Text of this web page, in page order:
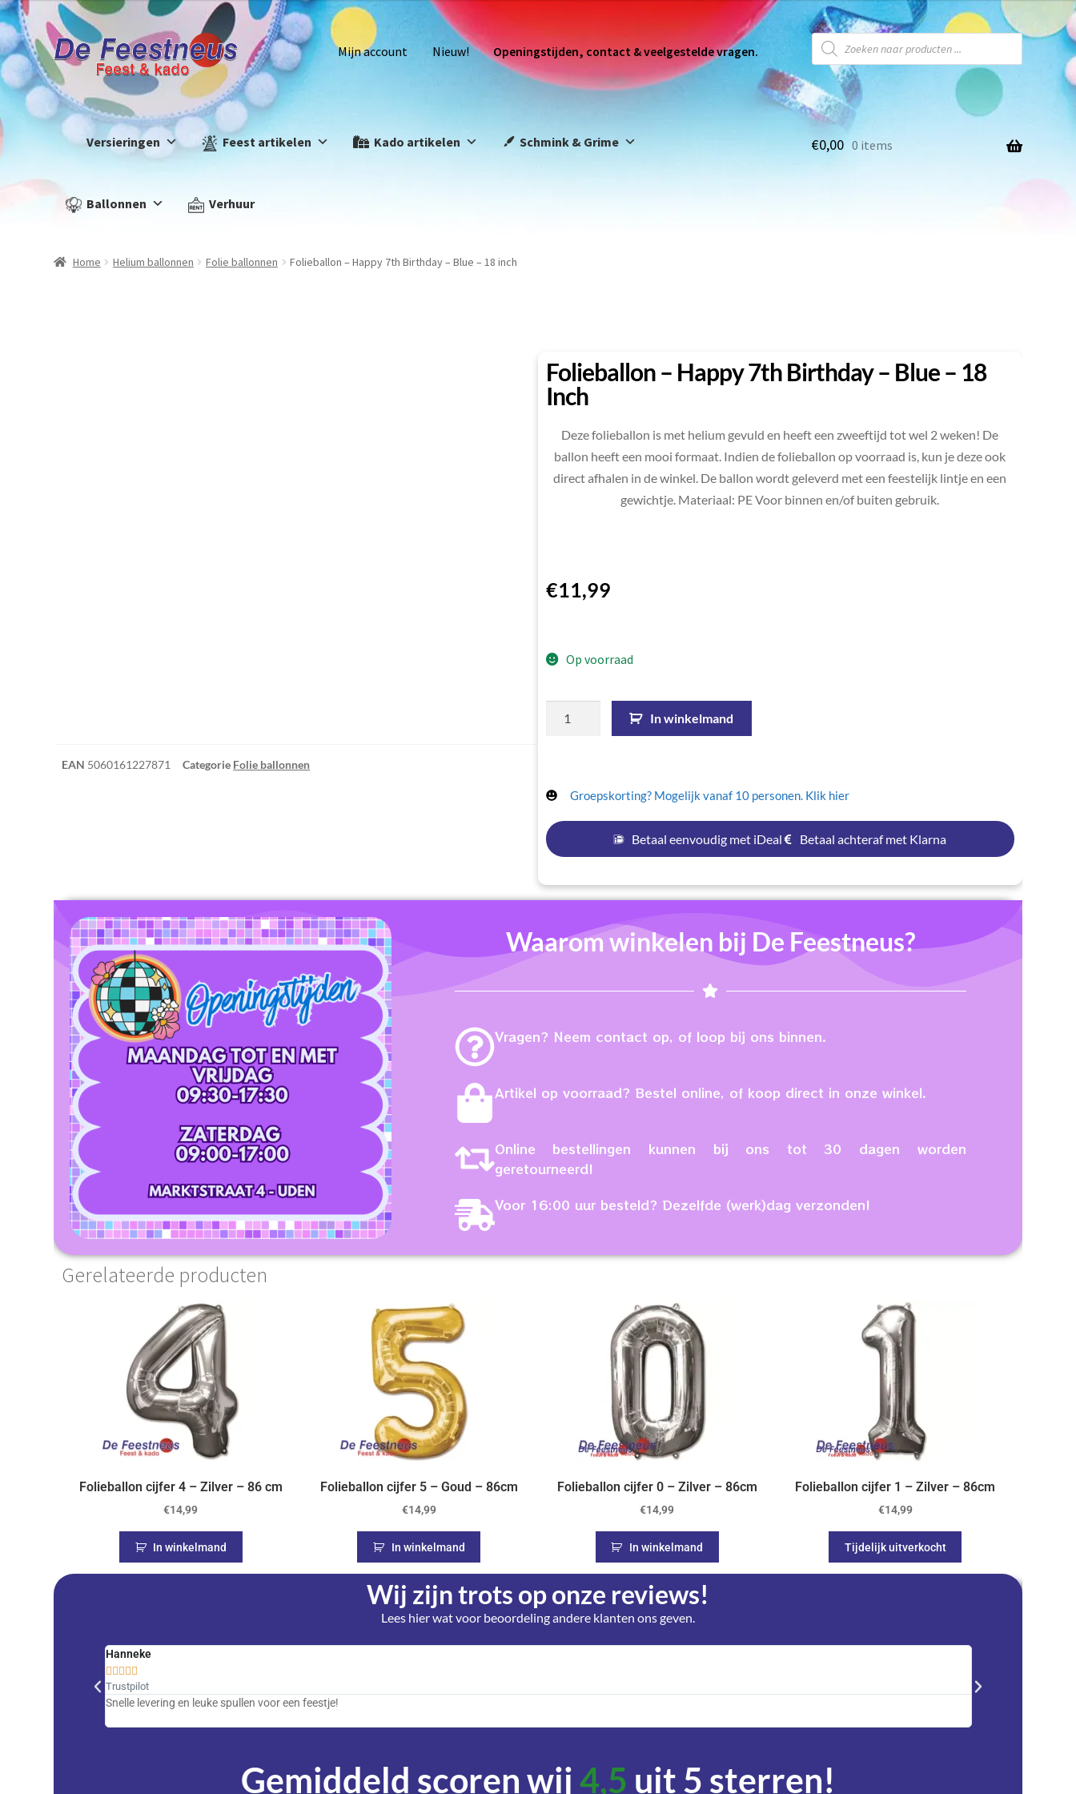
Mijn account Nieuw! Openingstijden, contact & veelgestelde vragen.
Versieringen Feest artikelen Kado artikelen Schmink & Grime
Ballonnen Verhuur
€0,00 0 items
Home Helium ballonnen Folie ballonnen Folieballon – Happy 7th Birthday – Blue – 18 inch
EAN 5060161227871 Categorie Folie ballonnen
Folieballon – Happy 7th Birthday – Blue – 18
Inch
Deze folieballon is met helium gevuld en heeft een zweeftijd tot wel 2 weken! De
ballon heeft een mooi formaat. Indien de folieballon op voorraad is, kun je deze ook
direct afhalen in de winkel. De ballon wordt geleverd met een feestelijk lintje en een
gewichtje. Materiaal: PE Voor binnen en/of buiten gebruik.
€11,99
Op voorraad
In winkelmand
Groepskorting? Mogelijk vanaf 10 personen. Klik hier
Betaal eenvoudig met iDeal Betaal achteraf met Klarna
Waarom winkelen bij De Feestneus?
Vragen? Neem contact op, of loop bij ons binnen.
Artikel op voorraad? Bestel online, of koop direct in onze winkel.
Online bestellingen kunnen bij ons tot 30 dagen worden
geretourneerd!
Voor 16:00 uur besteld? Dezelfde (werk)dag verzonden!
Gerelateerde producten
Folieballon cijfer 4 – Zilver – 86 cm
€14,99
In winkelmand
Folieballon cijfer 5 – Goud – 86cm
€14,99
In winkelmand
Folieballon cijfer 0 – Zilver – 86cm
€14,99
In winkelmand
Folieballon cijfer 1 – Zilver – 86cm
€14,99
Tijdelijk uitverkocht
Wij zijn trots op onze reviews!
Lees hier wat voor beoordeling andere klanten ons geven.
Hanneke
    
Trustpilot
Snelle levering en leuke spullen voor een feestje!
Trustpilot
Gemiddeld scoren wij4,5 uit 5 sterren!